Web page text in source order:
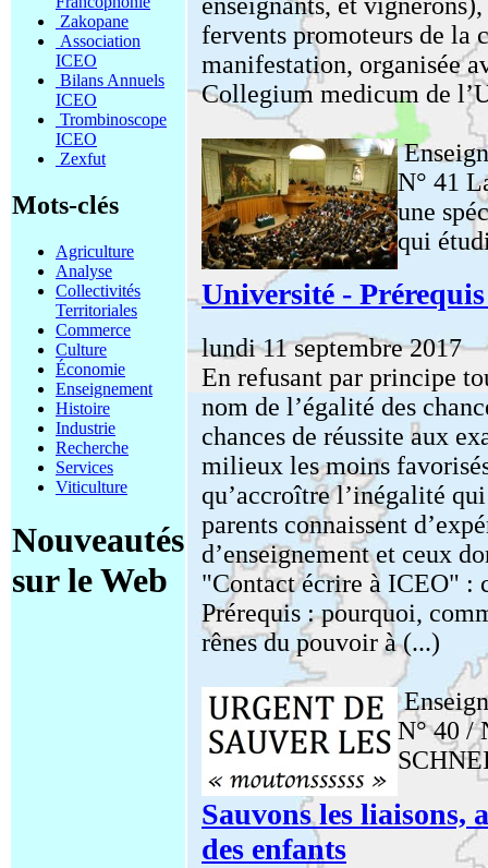
Zakopane
Association
ICEO
Bilans Annuels
ICEO
Trombinoscope
ICEO
Zexfut
Mots-clés
Agriculture
Analyse
Collectivités
Territoriales
Commerce
Culture
Économie
Enseignement
Histoire
Industrie
Recherche
Services
Viticulture
Nouveautés
sur le Web
fervents promoteurs de la
manifestation, organisée
Collegium medicum de
N° 41
une
qui
Université -
lundi 11 septembre 2017
En refusant par principe
nom de l’égalité des
chances de réussite aux
milieux les moins
qu’accroître l’inégalité
parents connaissent
d’enseignement et ceux
"Contact écrire à ICEO"
Prérequis : pourquoi,
rênes du pouvoir à (...)
N° 40 /
Sauvons les liaisons,
des enfants